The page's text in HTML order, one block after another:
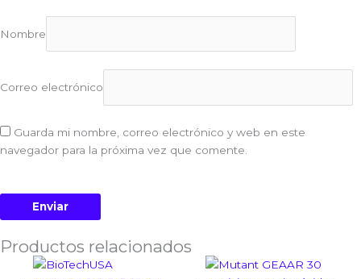
Nombre
Correo electrónico
Guarda mi nombre, correo electrónico y web en este
navegador para la próxima vez que comente.
Productos relacionados